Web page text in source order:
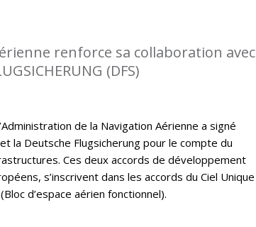
renforce sa collaboration avec
(DFS)
de la Navigation Aérienne a signé
la Deutsche Flugsicherung pour le compte du
Ces deux accords de développement
s’inscrivent dans les accords du Ciel Unique
d’espace aérien fonctionnel).